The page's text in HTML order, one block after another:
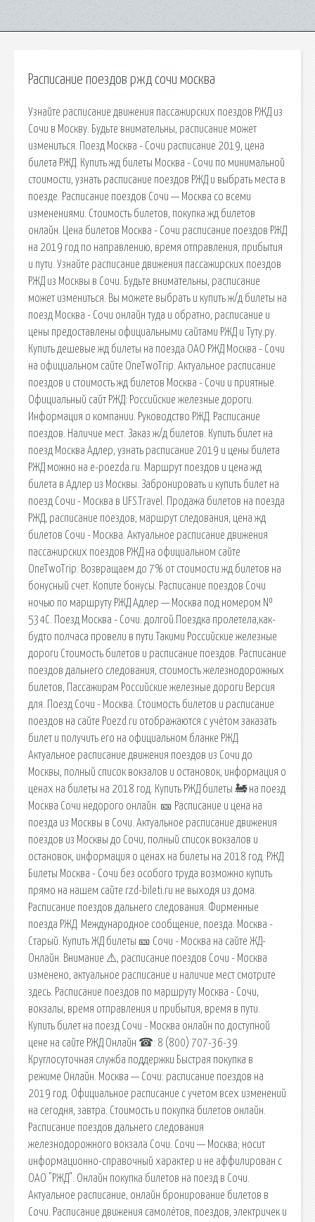
Расписание поездов ржд сочи москва
Узнайте расписание движения пассажирских поездов РЖД из
Сочи в Москву. Будьте внимательны, расписание может
измениться. Поезд Москва - Сочи расписание 2019, цена
билета РЖД. Купить жд билеты Москва - Сочи по минимальной
стоимости, узнать расписание поездов РЖД и выбрать места в
поезде. Расписание поездов Сочи — Москва со всеми
изменениями. Стоимость билетов, покупка жд билетов
онлайн. Цена билетов Москва - Сочи расписание поездов РЖД
на 2019 год по направлению, время отправления, прибытия
и пути. Узнайте расписание движения пассажирских поездов
РЖД из Москвы в Сочи. Будьте внимательны, расписание
может измениться. Вы можете выбрать и купить ж/д билеты на
поезд Москва - Сочи онлайн туда и обратно, расписание и
цены предоставлены официальными сайтами РЖД и Туту.ру.
Купить дешевые жд билеты на поезда ОАО РЖД Москва - Сочи
на официальном сайте OneTwoTrip. Актуальное расписание
поездов и стоимость жд билетов Москва - Сочи и приятные.
Официальный сайт РЖД: Российские железные дороги.
Информация о компании. Руководство РЖД. Расписание
поездов. Наличие мест. Заказ ж/д билетов. Купить билет на
поезд Москва Адлер, узнать расписание 2019 и цены билета
РЖД можно на e-poezda.ru. Маршрут поездов и цена жд
билета в Адлер из Москвы. Забронировать и купить билет на
поезд Сочи - Москва в UFS.Travel. Продажа билетов на поезда
РЖД, расписание поездов, маршрут следования, цена жд
билетов Сочи - Москва. Актуальное расписание движения
пассажирских поездов РЖД на официальном сайте
OneTwoTrip. Возвращаем до 7% от стоимости жд билетов на
бонусный счет. Копите бонусы. Расписание поездов Сочи
ночью по маршруту РЖД Адлер — Москва под номером №
534С. Поезд Москва - Сочи. долгой.Поездка пролетела,как-
будто полчаса провели в пути.Такими Российские железные
дороги Стоимость билетов и расписание поездов. Расписание
поездов дальнего следования, стоимость железнодорожных
билетов, Пассажирам Российские железные дороги Версия
для. Поезд Сочи - Москва. Стоимость билетов и расписание
поездов на сайте Poezd.ru отображаются с учётом заказать
билет и получить его на официальном бланке РЖД.
Актуальное расписание движения поездов из Сочи до
Москвы, полный список вокзалов и остановок, информация о
ценах на билеты на 2018 год. Купить РЖД билеты 🚂 на поезд
Москва Сочи недорого онлайн. 🎫 Расписание и цена на
поезда из Москвы в Сочи. Актуальное расписание движения
поездов из Москвы до Сочи, полный список вокзалов и
остановок, информация о ценах на билеты на 2018 год. РЖД
Билеты Москва - Сочи без особого труда возможно купить
прямо на нашем сайте rzd-bileti.ru не выходя из дома.
Расписание поездов дальнего следования. Фирменные
поезда РЖД. Международное сообщение, поезда. Москва -
Старый. Купить ЖД билеты 🎫 Сочи - Москва на сайте ЖД-
Онлайн. Внимание ⚠, расписание поездов Сочи - Москва
изменено, актуальное расписание и наличие мест смотрите
здесь. Расписание поездов по маршруту Москва - Сочи,
вокзалы, время отправления и прибытия, время в пути.
Купить билет на поезд Сочи - Москва онлайн по доступной
цене на сайте РЖД Онлайн ☎: 8 (800) 707-36-39
Круглосуточная служба поддержки Быстрая покупка в
режиме Онлайн. Москва — Сочи: расписание поездов на
2019 год. Официальное расписание с учетом всех изменений
на сегодня, завтра. Стоимость и покупка билетов онлайн.
Расписание поездов дальнего следования
железнодорожного вокзала Сочи. Сочи — Москва; носит
информационно-справочный характер и не аффилирован с
ОАО "РЖД". Онлайн покупка билетов на поезд в Сочи.
Актуальное расписание, онлайн бронирование билетов в
Сочи. Расписание движения самолётов, поездов, электричек и